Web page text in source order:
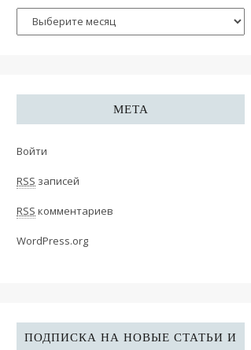
МЕТА
Войти
RSS записей
RSS комментариев
WordPress.org
ПОДПИСКА НА НОВЫЕ СТАТЬИ И